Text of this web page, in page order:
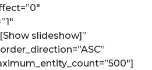
slideshow]”